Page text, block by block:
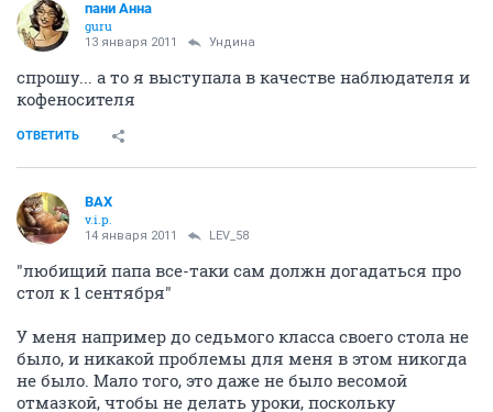
пани Анна
guru
13 января 2011 Ундина
спрошу... а то я выступала в качестве наблюдателя и
кофеносителя
ОТВЕТИТЬ
ВАХ
v.i.p.
14 января 2011 LEV_58
"любищий папа все-таки сам должн догадаться про
стол к 1 сентября"
У меня например до седьмого класса своего стола не
было, и никакой проблемы для меня в этом никогда
не было. Мало того, это даже не было весомой
отмазкой, чтобы не делать уроки, поскольку